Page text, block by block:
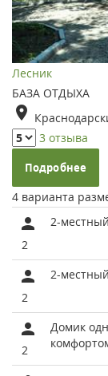
Лесник
БАЗА ОТДЫХА
3 отзыва
Подробнее
4 варианта
2
2-
2
2-
2
Домик